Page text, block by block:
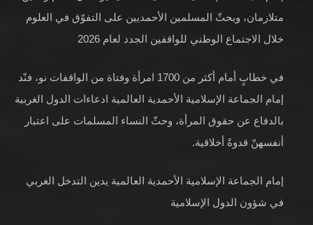
في خطابٍ أمام أكثر من 1700 امرأة وفتاة من الواقفات نو، فنّد
إمام الجماعة الإسلامية الأحمدية العالمية ادعاءات الدول الغربية
بالدفاع عن حقوق المرأة، وحثّ النساء المسلمات على اعتبار
إمام الجماعة الإسلامية الأحمدية العالمية يدين التدخل الغربي